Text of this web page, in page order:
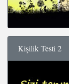
Kişilik Testi 2